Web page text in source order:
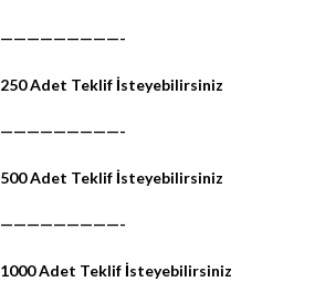
—————————-
250 Adet Teklif İsteyebilirsiniz
—————————-
500 Adet Teklif İsteyebilirsiniz
—————————-
1000 Adet Teklif İsteyebilirsiniz